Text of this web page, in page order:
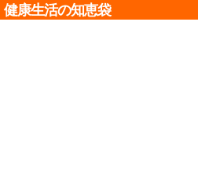
健康生活の知恵袋